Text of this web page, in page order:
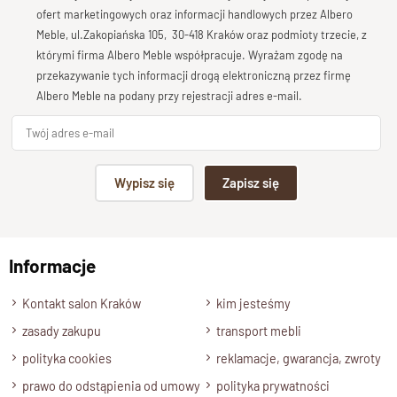
Przedstawiamywitrynę drewnianą w stylu kolonialnym,
będącą częścią naszejkolekcji Classic, inspirowanej
tradycyjnym wzornictwem kolonialnym. Ta wyjątkowa
witryna,wykonana ręcznie z litego drewna palisandru
zrodził się na styku kultur indyjskiej i brytyjskiej, harmonijnie
łączy elegancję z funkcjonalnością, oferując meble o solidnej
konstrukcji i ponadczasowej estetyce.
Przeszklonymi Drzwiami i
Naszekolonialne witryny drewnianewyróżniają się
im lekkości i nowoczesnego wyglądu, jednocześnie
zachowującklasyczne wzornictwo. Zwieńczona ozdobnym
Bardzo dobry
Twoja opinia o produkcie
Podpis
Wyślij opinię
ofert marketingowych oraz informacji handlowych przez Albero
Meble, ul.Zakopiańska 105, 30-418 Kraków oraz podmioty trzecie, z
którymi firma Albero Meble współpracuje. Wyrażam zgodę na
przekazywanie tych informacji drogą elektroniczną przez firmę
Albero Meble na podany przy rejestracji adres e-mail.
Wypisz się Zapisz się
Informacje
Kontakt salon Kraków
kim jesteśmy
zasady zakupu
transport mebli
polityka cookies
reklamacje, gwarancja, zwroty
prawo do odstąpienia od umowy
polityka prywatności